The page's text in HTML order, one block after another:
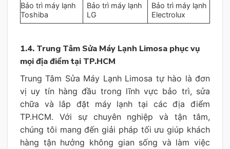
Bảo trì máy lạnh
Toshiba
Bảo trì máy lạnh
LG
Bảo trì máy lạnh
Electrolux
1.4. Trung Tâm Sửa Máy Lạnh Limosa phục vụ
mọi địa điểm tại TP.HCM
Trung Tâm Sửa Máy Lạnh Limosa tự hào là đơn
vị uy tín hàng đầu trong lĩnh vực bảo trì, sửa
chữa và lắp đặt máy lạnh tại các địa điểm
TP.HCM. Với sự chuyên nghiệp và tận tâm,
chúng tôi mang đến giải pháp tối ưu giúp khách
hàng tận hưởng không gian sống và làm việc